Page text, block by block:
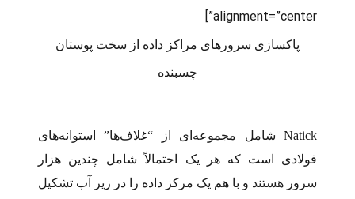
alignment=”center”]
پاکسازی سرورهای مراکز داده از سخت پوستان
چسبنده
Natick شامل مجموعه‌ای از “غلاف‌ها” استوانه‌های
فولادی است که هر یک احتمالاً شامل چندین هزار
سرور هستند و با هم یک مرکز داده را در زیر آب تشکیل